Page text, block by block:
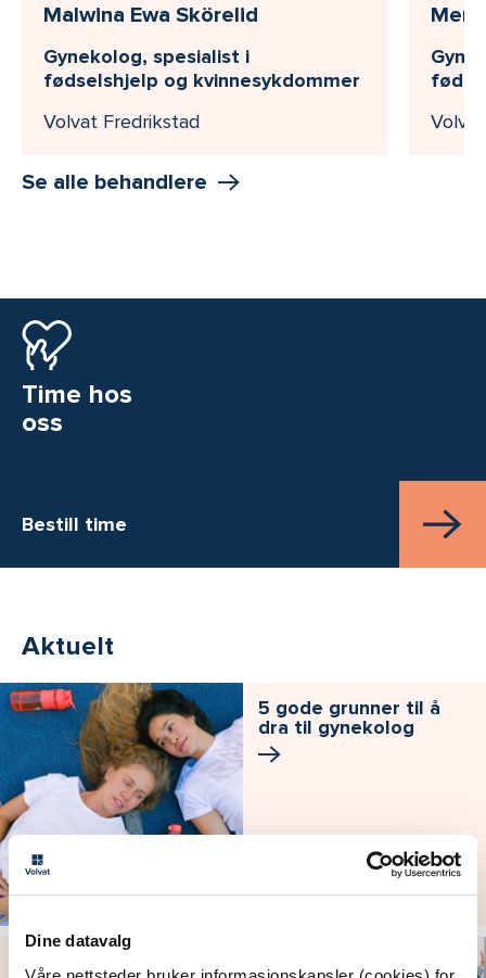
Dine datavalg
Malwina Ewa Skörelid
Gynekolog, spesialist i
fødselshjelp og kvinnesykdommer
Volvat Fredrikstad
Se alle behandlere
Time hos
oss
Bestill time
Aktuelt
5 gode grunner til å
dra til gynekolog
Hvilken prevensjon